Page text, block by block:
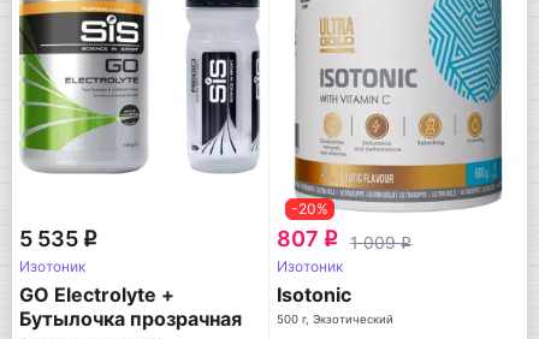
5 535 q
Изотоник
GO Electrolyte +
Бутылочка прозрачная
-20%
807 q 1 009q
Изотоник
Isotonic
500 г, Экзотический